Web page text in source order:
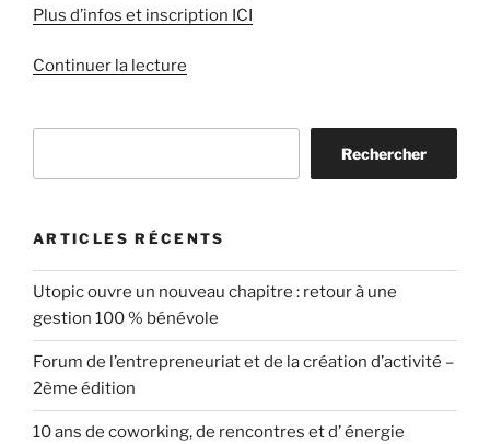
Plus d’infos et inscription ICI
Continuer la lecture
cours
au
sein
des
espaces
travail
partagé »
Rechercher
ARTICLES RÉCENTS
Utopic ouvre un nouveau chapitre : retour à une
gestion 100 % bénévole
Forum de l’entrepreneuriat et de la création d’activité –
2ème édition
10 ans de coworking, de rencontres et d’ énergie